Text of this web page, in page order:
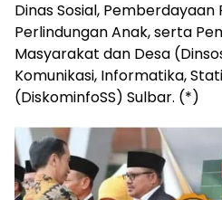
Dinas Sosial,
Perlindungan Anak, serta
Masyarakat dan Desa
Komunikasi, Informatika,
(DiskominfoSS) Sulbar. (*)